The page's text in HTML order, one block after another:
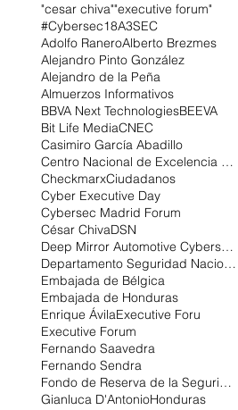
"cesar chiva""executive forum"
#Cybersec18A3SEC
Adolfo RaneroAlberto Brezmes
Alejandro Pinto González
Alejandro de la Peña
Almuerzos Informativos
BBVA Next TechnologiesBEEVA
Bit Life MediaCNEC
Casimiro García Abadillo
Centro Nacional de Excelencia en Ciberseguridad
CheckmarxCiudadanos
Cyber Executive Day
Cybersec Madrid Forum
César ChivaDSN
Deep Mirror Automotive Cybersecurity
Departamento Seguridad Nacional
Embajada de Bélgica
Embajada de Honduras
Enrique ÁvilaExecutive Foru
Executive Forum
Fernando Saavedra
Fernando Sendra
Fondo de Reserva de la Seguridad Social:
Gianluca D'AntonioHonduras